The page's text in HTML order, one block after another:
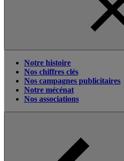
Notre histoire
Nos chiffres clés
Nos campagnes publicitaires
Notre mécénat
Nos associations